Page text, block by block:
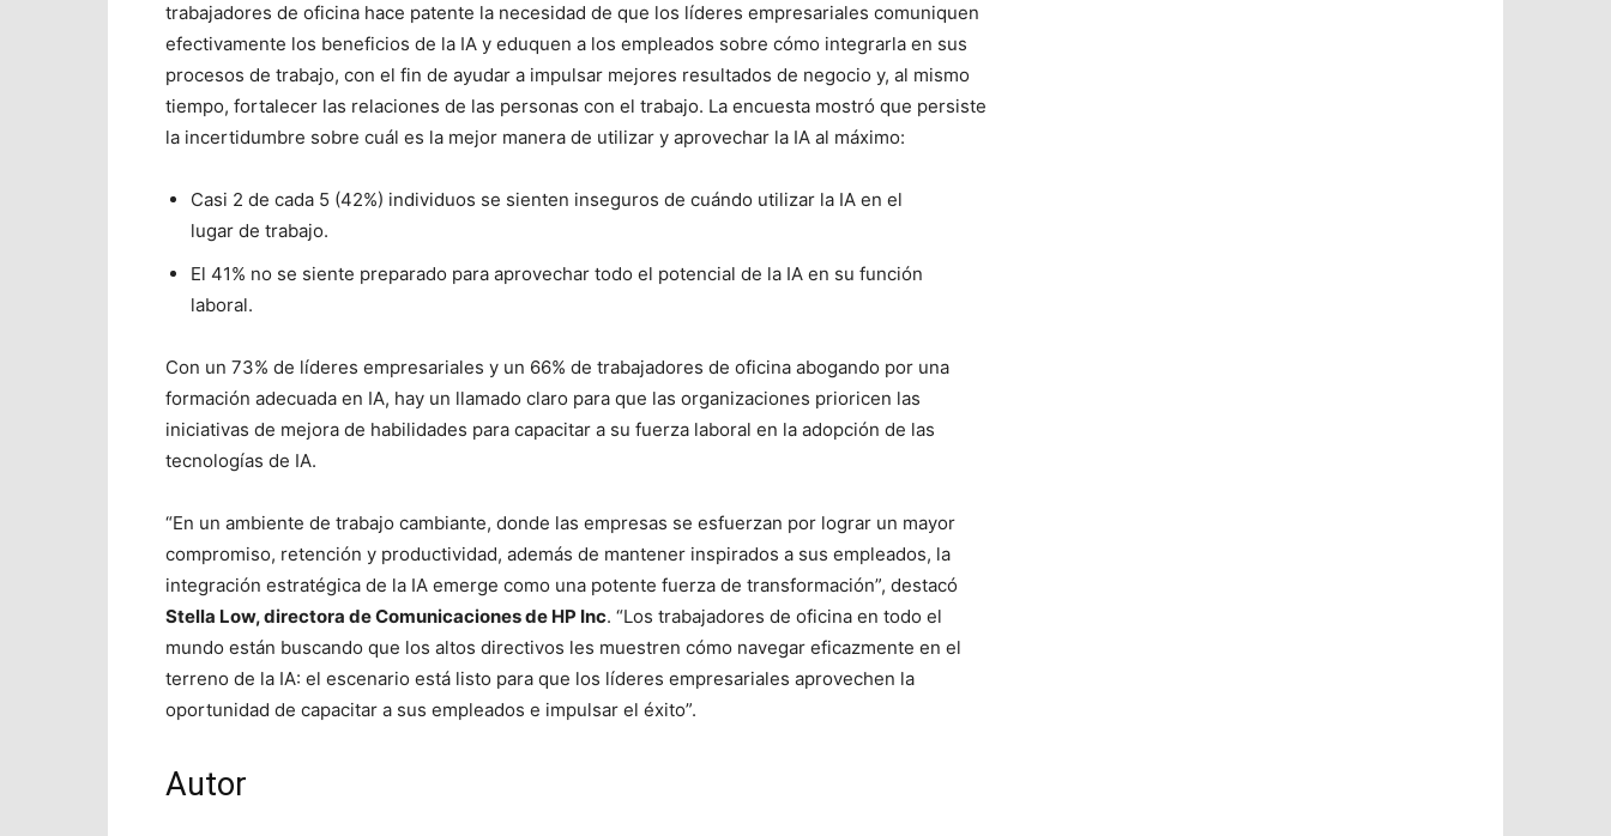
trabajadores de oficina hace patente la necesidad de que los líderes empresariales comuniquen
efectivamente los beneficios de la IA y eduquen a los empleados sobre cómo integrarla en sus
procesos de trabajo, con el fin de ayudar a impulsar mejores resultados de negocio y, al mismo
tiempo, fortalecer las relaciones de las personas con el trabajo. La encuesta mostró que persiste
la incertidumbre sobre cuál es la mejor manera de utilizar y aprovechar la IA al máximo:
Casi 2 de cada 5 (42%) individuos se sienten inseguros de cuándo utilizar la IA en el
lugar de trabajo.
El 41% no se siente preparado para aprovechar todo el potencial de la IA en su función
laboral.
Con un 73% de líderes empresariales y un 66% de trabajadores de oficina abogando por una
formación adecuada en IA, hay un llamado claro para que las organizaciones prioricen las
iniciativas de mejora de habilidades para capacitar a su fuerza laboral en la adopción de las
tecnologías de IA.
“En un ambiente de trabajo cambiante, donde las empresas se esfuerzan por lograr un mayor
compromiso, retención y productividad, además de mantener inspirados a sus empleados, la
integración estratégica de la IA emerge como una potente fuerza de transformación”, destacó
Stella Low, directora de Comunicaciones de HP Inc. “Los trabajadores de oficina en todo el
mundo están buscando que los altos directivos les muestren cómo navegar eficazmente en el
terreno de la IA: el escenario está listo para que los líderes empresariales aprovechen la
oportunidad de capacitar a sus empleados e impulsar el éxito”.
Autor